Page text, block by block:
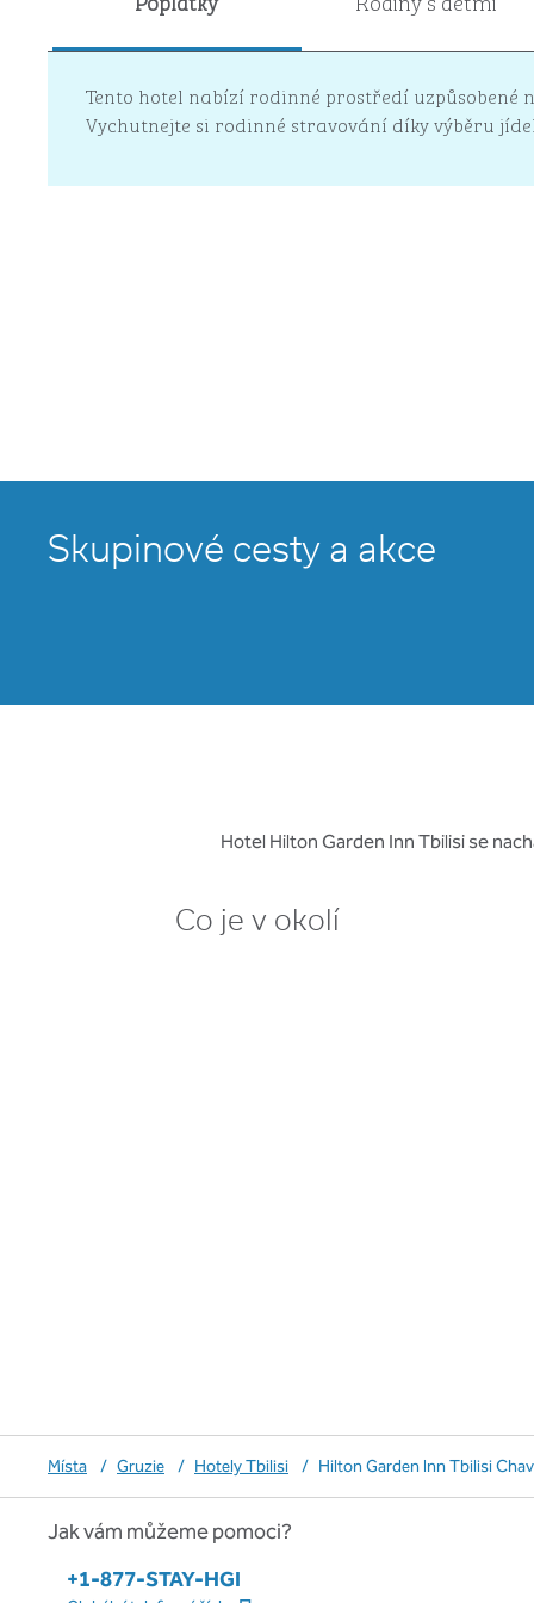
Tento hotel nabízí rodinné prostředí
Vychutnejte si rodinné stravování díky výběru
Skupinové cesty a akce
Hotel Hilton Garden Inn Tbilisi se
Co je v okolí
Místa / Gruzie / Hotely Tbilisi / Hilton Garden Inn Tbilisi
Jak vám můžeme pomoci?
Telefon:
+1-877-STAY-HGI